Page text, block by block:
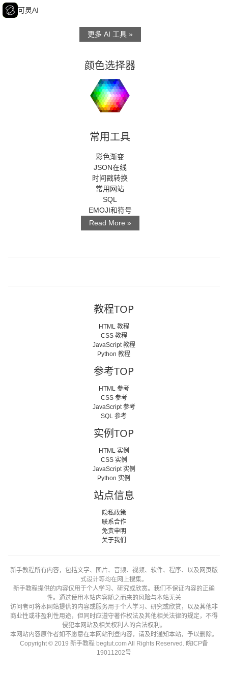
可 可灵AI
更多 AI 工具 »
颜色选择器
常用工具
彩色渐变
JSON在线
时间戳转换
常用网站
SQL
EMOJI和符号
Read More »
教程TOP
HTML 教程
CSS 教程
JavaScript 教程
Python 教程
参考TOP
HTML 参考
CSS 参考
JavaScript 参考
SQL 参考
实例TOP
HTML 实例
CSS 实例
JavaScript 实例
Python 实例
站点信息
隐私政策
联系合作
免责申明
关于我们
新手教程所有内容，包括文字、图片、音频、视频、软件、程序、以及网页版
式设计等均在网上搜集。
新手教程提供的内容仅用于个人学习、研究或欣赏。我们不保证内容的正确
性。通过使用本站内容随之而来的风险与本站无关
访问者可将本网站提供的内容或服务用于个人学习、研究或欣赏，以及其他非
商业性或非盈利性用途，但同时应遵守著作权法及其他相关法律的规定，不得
侵犯本网站及相关权利人的合法权利。
本网站内容原作者如不愿意在本网站刊登内容，请及时通知本站，予以删除。
Copyright © 2019 新手教程 begtut.com All Rights Reserved. 皖ICP备
19011202号